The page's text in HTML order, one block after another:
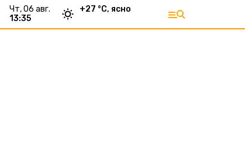
чт, 06 авг.
13:35
+27 °С, ясно